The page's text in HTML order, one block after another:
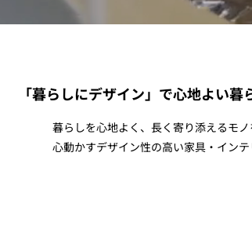
「暮らしにデザイン」で心地よい暮
暮らしを心地よく、長く寄り添えるモ
心動かすデザイン性の高い家具・イン